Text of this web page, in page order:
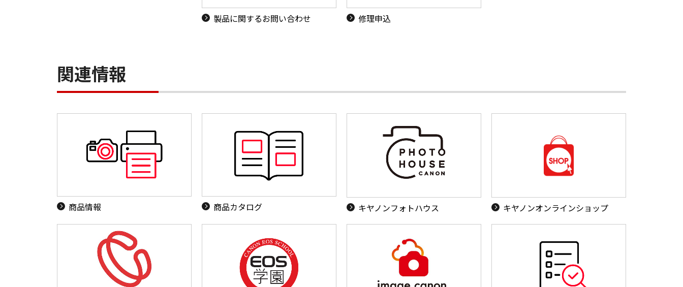
製品に関するお問い合わせ 修理申込
関連情報
商品情報 商品カタログ キヤノンフォトハウス キヤノンオンラインショップ